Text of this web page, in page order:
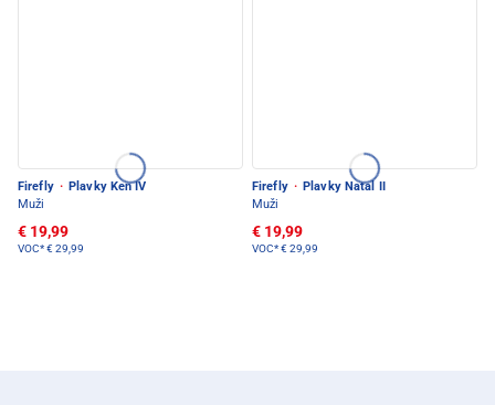
Firefly · Plavky Ken IV
Muži
€ 19,99
VOC*€ 29,99
Firefly · Plavky Natal II
Muži
€ 19,99
VOC*€ 29,99